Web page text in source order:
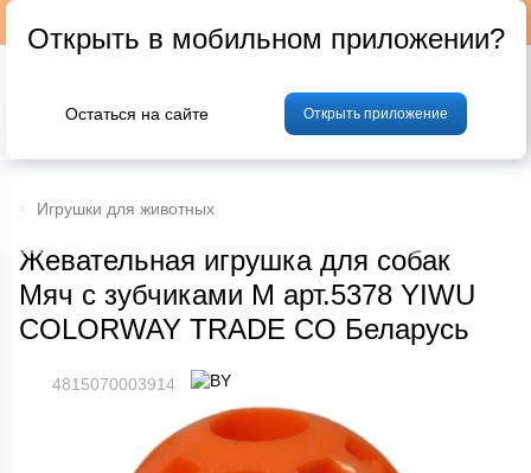
Фрукты и овощи Мясо Птица
Игрушки для животных
Жевательная игрушка для собак
Мяч с зубчиками М арт.5378 YIWU
COLORWAY TRADE CO Беларусь
4815070003914
Открыть в мобильном приложении?
Остаться на сайте Открыть приложение